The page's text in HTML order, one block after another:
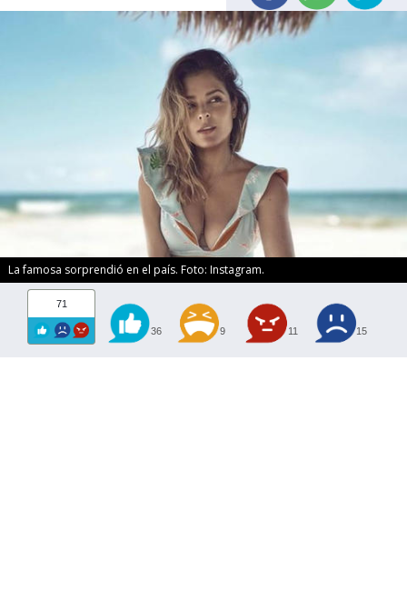
La famosa sorprendió en el país. Foto: Instagram.
71
36 9 11 15